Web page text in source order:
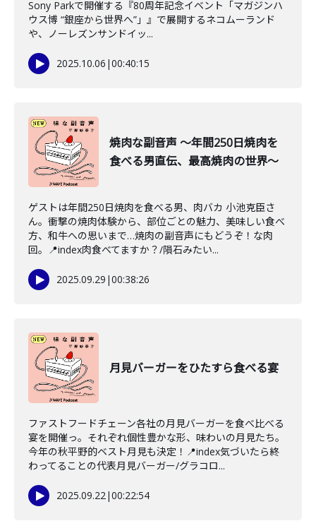
Sony Parkで開催する『80周年記念イベント「マガジンハ
ウス博 “銀座から世界へ”」』で展開するネコムーランド
や、ノーレズンサンドイッ...
2025.10.06 |00:40:15
焼肉な副音声 〜年間250日焼肉を
食べる男直伝、最高焼肉の世界〜
ゲストは年間250日焼肉を食べる男、肉バカ 小池克臣さ
ん。衝撃の焼肉体験から、部位ごとの魅力、美味しい食べ
方、和牛への思いまで…焼肉の副音声にもどうぞ！な肉
回。📍index肉食べてますか？/隕石みたい...
2025.09.29 |00:38:26
月見バーガーをひたすら食べる宴
ファストフードチェーン各社の月見バーガーを食べ比べる
宴を開催っ。それぞれ個性豊かな形、味わいの月見たち。
今年の秋平野的ベスト月見も決定！📍index気づいたら終
わってることの代表月見バーガー/グラコロ...
2025.09.22|00:22:54